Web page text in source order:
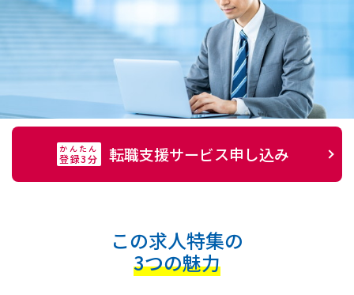
かんたん
登録3分 転職支援サービス申し込み
この求人特集の
3つの魅力